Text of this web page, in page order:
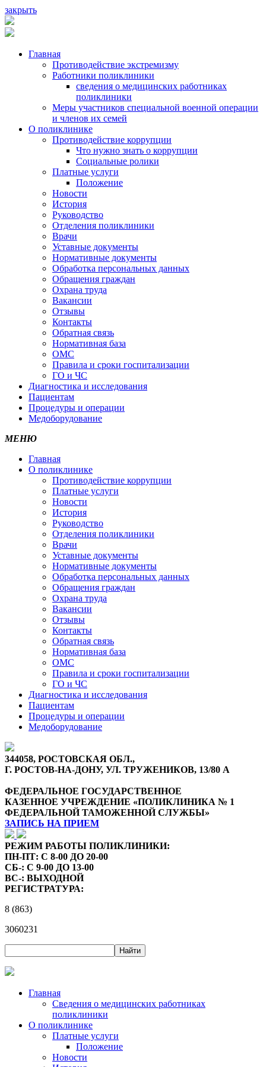
закрыть
Главная
Противодействие экстремизму
Работники поликлиники
сведения о медицинских работниках
поликлиники
Меры участников специальной военной операции
и членов их семей
О поликлинике
Противодействие коррупции
Что нужно знать о коррупции
Социальные ролики
Платные услуги
Положение
Новости
История
Руководство
Отделения поликлиники
Врачи
Уставные документы
Нормативные документы
Обработка персональных данных
Обращения граждан
Охрана труда
Вакансии
Отзывы
Контакты
Обратная связь
Нормативная база
ОМС
Правила и сроки госпитализации
ГО и ЧС
Диагностика и исследования
Пациентам
Процедуры и операции
Медоборудование
МЕНЮ
Главная
О поликлинике
Противодействие коррупции
Платные услуги
Новости
История
Руководство
Отделения поликлиники
Врачи
Уставные документы
Нормативные документы
Обработка персональных данных
Обращения граждан
Охрана труда
Вакансии
Отзывы
Контакты
Обратная связь
Нормативная база
ОМС
Правила и сроки госпитализации
ГО и ЧС
Диагностика и исследования
Пациентам
Процедуры и операции
Медоборудование
344058, РОСТОВСКАЯ ОБЛ.,
Г. РОСТОВ-НА-ДОНУ, УЛ. ТРУЖЕНИКОВ, 13/80 А
ФЕДЕРАЛЬНОЕ ГОСУДАРСТВЕННОЕ
КАЗЕННОЕ УЧРЕЖДЕНИЕ «ПОЛИКЛИНИКА № 1
ФЕДЕРАЛЬНОЙ ТАМОЖЕННОЙ СЛУЖБЫ»
ЗАПИСЬ НА ПРИЕМ
РЕЖИМ РАБОТЫ ПОЛИКЛИНИКИ:
ПН-ПТ: С 8-00 ДО 20-00
СБ-: С 9-00 ДО 13-00
ВС-: ВЫХОДНОЙ
РЕГИСТРАТУРА:
8 (863)
3060231
Главная
Сведения о медицинских работниках
поликлиники
О поликлинике
Платные услуги
Положение
Новости